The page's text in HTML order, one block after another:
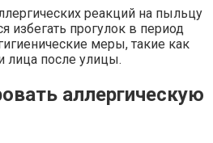
реакций на пыльцу
избегать прогулок в период
меры, такие как
лица после улицы.
аллергическую